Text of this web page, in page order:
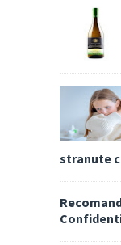
stranute